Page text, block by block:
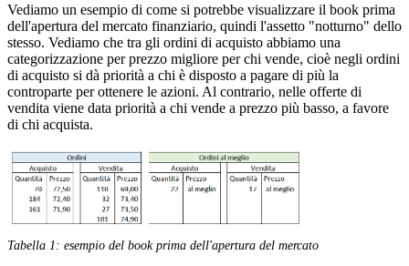
Vediamo un esempio di come si potrebbe visualizzare il book prima
dell'apertura del mercato finanziario, quindi l'assetto "notturno" dello
stesso. Vediamo che tra gli ordini di acquisto abbiamo una
categorizzazione per prezzo migliore per chi vende, cioè negli ordini
di acquisto si dà priorità a chi è disposto a pagare di più la
controparte per ottenere le azioni. Al contrario, nelle offerte di
vendita viene data priorità a chi vende a prezzo più basso, a favore
di chi acquista.
Tabella 1: esempio del book prima dell'apertura del mercato